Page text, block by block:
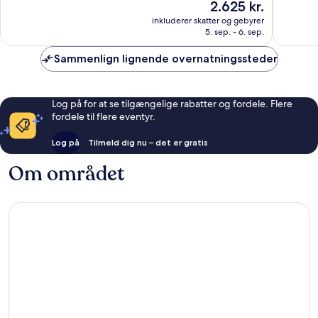
Prisen
er
2.625 kr.
2.625 kr.
inkluderer skatter og gebyrer
5. sep. - 6. sep.
Sammenlign lignende overnatningssteder
Log på for at se tilgængelige rabatter og fordele. Flere
fordele til flere eventyr.
Log på Tilmeld dig nu – det er gratis
Om området